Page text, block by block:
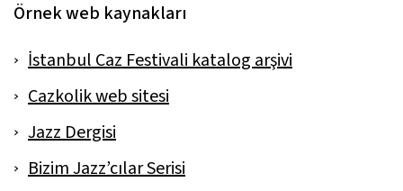
Örnek web kaynakları
İstanbul Caz Festivali katalog arşivi
Cazkolik web sitesi
Jazz Dergisi
Bizim Jazz’cılar Serisi